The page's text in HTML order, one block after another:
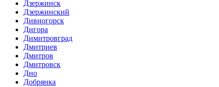
Дзержинск
Дзержинский
Дивногорск
Дигора
Димитровград
Дмитриев
Дмитров
Дмитровск
Дно
Добрянка